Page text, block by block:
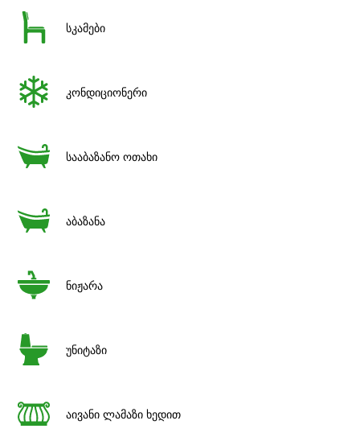
სკამები
კონდიციონერი
სააბაზანო ოთახი
აბაზანა
ნიჟარა
უნიტაზი
აივანი ლამაზი ხედით